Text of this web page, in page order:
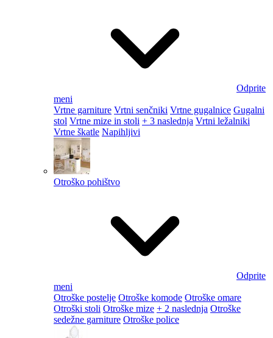
Odprite
meni
Vrtne garniture Vrtni senčniki Vrtne gugalnice Gugalni
stol Vrtne mize in stoli + 3 naslednja Vrtni ležalniki
Vrtne škatle Napihljivi
Otroško pohištvo
Odprite
meni
Otroške postelje Otroške komode Otroške omare
Otroški stoli Otroške mize + 2 naslednja Otroške
sedežne garniture Otroške police